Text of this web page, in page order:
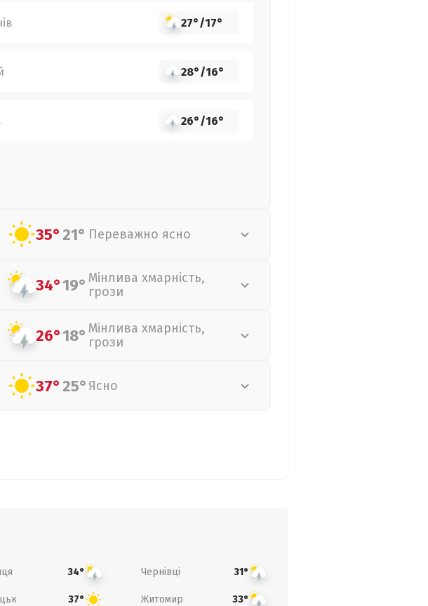
27°/17°
28°/16°
26°/16°
35°21° Переважно ясно
34°19° Мінлива хмарність,
грози
26°18° Мінлива хмарність,
грози
37°25° Ясно
34° Чернівці 31°
37° Житомир 33°